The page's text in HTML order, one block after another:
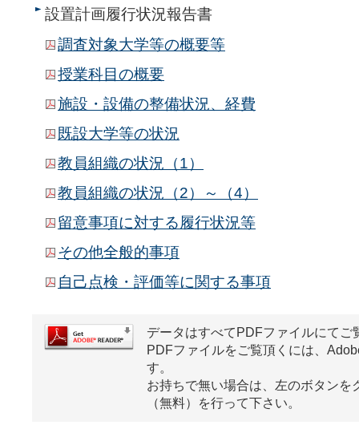
設置計画履行状況報告書
調査対象大学等の概要等
授業科目の概要
施設・設備の整備状況、経費
既設大学等の状況
教員組織の状況（1）
教員組織の状況（2）～（4）
留意事項に対する履行状況等
その他全般的事項
自己点検・評価等に関する事項
データはすべてPDFファイルにてご
PDFファイルをご覧頂くには、
す。
お持ちで無い場合は、左のボタンを
（無料）を行って下さい。